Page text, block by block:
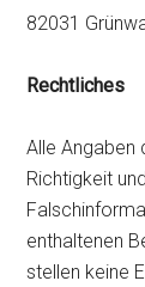
82031
Rechtliches
Alle Angaben
Richtigkeit
enthaltenen
stellen keine